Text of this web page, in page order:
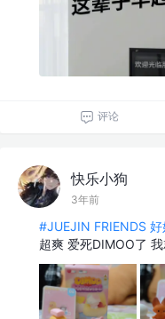
评论
快乐小狗
3年前
#JUEJIN FRIENDS
超爽 爱死DIMOO了